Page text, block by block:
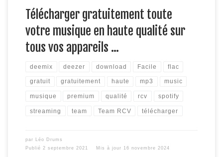
Télécharger gratuitement toute
votre musique en haute qualité sur
tous vos appareils …
deemix deezer download Facile flac
gratuit gratuitement haute mp3 music
musique premium qualité rcv spotify
streaming team Team RCV télécharger
par Léo Drums
Publié 2 septembre 2021 Mis à jour 16 novembre 2024